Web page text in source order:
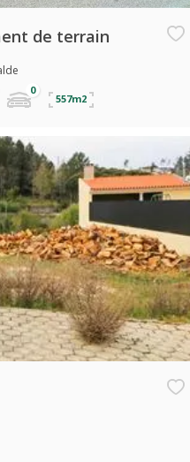
de terrain
557m2